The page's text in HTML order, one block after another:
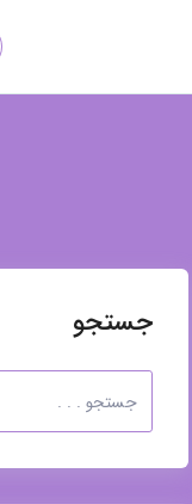
جستجو